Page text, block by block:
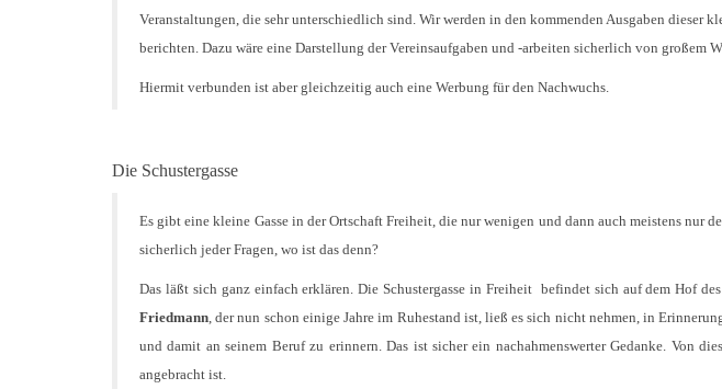
Veranstaltungen, die sehr unterschiedlich sind. Wir werden in den kommenden Ausgaben
berichten. Dazu wäre eine Darstellung der Vereinsaufgaben und -arbeiten sicherlich von großem
Hiermit verbunden ist aber gleichzeitig auch eine Werbung für den Nachwuchs.
Die Schustergasse
Es gibt eine kleine Gasse in der Ortschaft Freiheit, die nur wenigen und dann auch meistens nur
sicherlich jeder Fragen, wo ist das denn?
Das läßt sich ganz einfach erklären. Die Schustergasse in Freiheit befindet sich auf dem Hof
Friedmann, der nun schon einige Jahre im Ruhestand ist, ließ es sich nicht nehmen, in
und damit an seinem Beruf zu erinnern. Das ist sicher ein nachahmenswerter Gedanke. Von
angebracht ist.